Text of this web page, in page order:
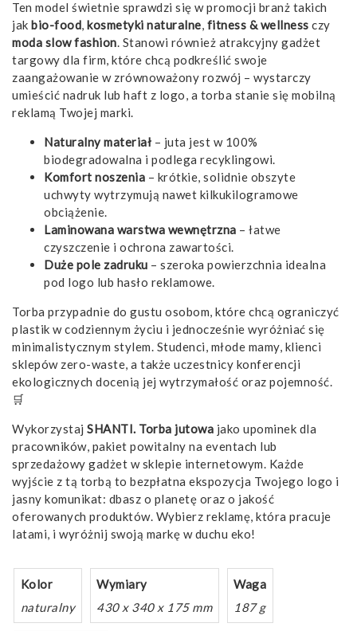
Ten model świetnie sprawdzi się w promocji branż takich
jak bio-food, kosmetyki naturalne, fitness & wellness czy
moda slow fashion. Stanowi również atrakcyjny gadżet
targowy dla firm, które chcą podkreślić swoje
zaangażowanie w zrównoważony rozwój – wystarczy
umieścić nadruk lub haft z logo, a torba stanie się mobilną
reklamą Twojej marki.
Naturalny materiał – juta jest w 100%
biodegradowalna i podlega recyklingowi.
Komfort noszenia – krótkie, solidnie obszyte
uchwyty wytrzymują nawet kilkukilogramowe
obciążenie.
Laminowana warstwa wewnętrzna – łatwe
czyszczenie i ochrona zawartości.
Duże pole zadruku – szeroka powierzchnia idealna
pod logo lub hasło reklamowe.
Torba przypadnie do gustu osobom, które chcą ograniczyć
plastik w codziennym życiu i jednocześnie wyróżniać się
minimalistycznym stylem. Studenci, młode mamy, klienci
sklepów zero-waste, a także uczestnicy konferencji
ekologicznych docenią jej wytrzymałość oraz pojemność.
🛒
Wykorzystaj SHANTI. Torba jutowa jako upominek dla
pracowników, pakiet powitalny na eventach lub
sprzedażowy gadżet w sklepie internetowym. Każde
wyjście z tą torbą to bezpłatna ekspozycja Twojego logo i
jasny komunikat: dbasz o planetę oraz o jakość
oferowanych produktów. Wybierz reklamę, która pracuje
latami, i wyróżnij swoją markę w duchu eko!
Kolor
naturalny
Wymiary
430 x 340 x 175 mm
Waga
187 g